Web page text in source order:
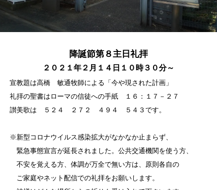
降誕節第８主日礼拝
２０２１年２月１４日１０時３０分～
宣教題は高橋 敏通牧師による「今や現された計画」
礼拝の聖書はローマの信徒への手紙 １６：１７－２７
讃美歌は ５２４ ２７２ ４９４ ５４３です。
※新型コロナウイルス感染拡大がなかなか止まらず、
緊急事態宣言が延長されました。公共交通機関を使う方、
不安を覚える方、体調が万全で無い方は、原則各自の
ご家庭やネット配信での礼拝をお願いします。